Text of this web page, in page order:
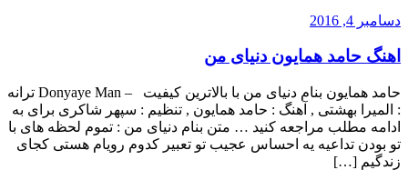
همایون دنیای من
حامد همایون بنام دنیای من با بالاترین کیفیت – Donyaye Man ترانه
بهشتی , آهنگ : حامد همایون , تنظیم : سپهر شاکری برای به
مراجعه کنید … متن بنام دنیای من : تموم لحظه های با
تداعیه یه احساس عجیب تو تعبیر کدوم رویام هستی کجای
[…]